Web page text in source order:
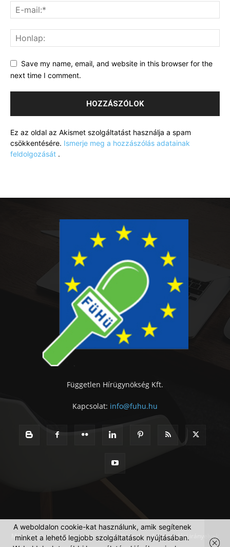
Save my name, email, and website in this browser for the
next time I comment.
Ez az oldal az Akismet szolgáltatást használja a spam
csökkentésére. Ismerje meg a hozzászólás adatainak
feldolgozását .
Független Hírügynökség Kft.
Kapcsolat: info@fuhu.hu
Médiaajánlat Impresszum Szerzői jogok Adatkezelési irányelvek
A weboldalon cookie-kat használunk, amik segítenek
minket a lehető legjobb szolgáltatások nyújtásában.